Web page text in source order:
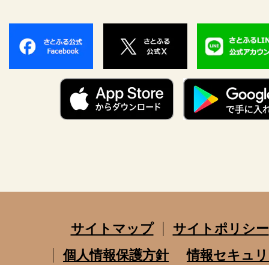
サイトマップ
サイトポリシー
個人情報保護方針
情報セキュ